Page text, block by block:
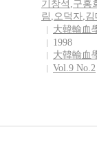
기창석 ,구홍
림 ,오덕자,
大韓輸血
1998
大韓輸血
Vol.9 No.2